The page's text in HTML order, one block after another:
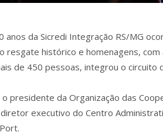
da Sicredi Integração RS/MG
resgate histórico e homenagens,
de 450 pessoas, integrou o circuito
presidente da Organização das
executivo do Centro